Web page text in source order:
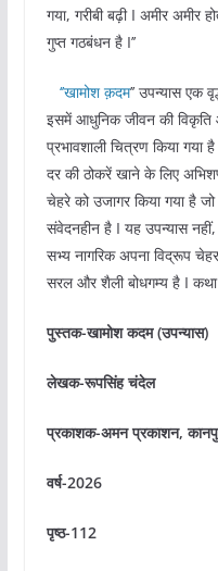
गया, गरीबी बढ़ी I अमीर अमीर
गुप्त गठबंधन है I’’
‘’खामोश क़दम’’ उपन्यास एक
इसमें आधुनिक जीवन की विकृति
प्रभावशाली चित्रण किया गया
दर की ठोकरें खाने के लिए
चेहरे को उजागर किया गया है
संवेदनहीन है I यह उपन्यास
सभ्य नागरिक अपना विद्रूप
सरल और शैली बोधगम्य है I कथा
पुस्तक-खामोश कदम (उपन्यास)
लेखक-रूपसिंह चंदेल
प्रकाशक-अमन प्रकाशन,
वर्ष-2026
पृष्ठ-112